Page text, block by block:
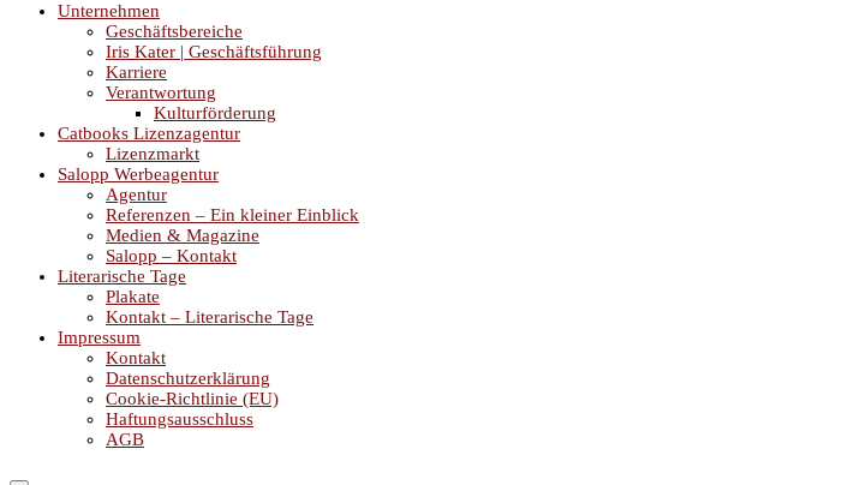
Unternehmen
Geschäftsbereiche
Iris Kater | Geschäftsführung
Karriere
Verantwortung
Kulturförderung
Catbooks Lizenzagentur
Lizenzmarkt
Salopp Werbeagentur
Agentur
Referenzen – Ein kleiner Einblick
Medien & Magazine
Salopp – Kontakt
Literarische Tage
Plakate
Kontakt – Literarische Tage
Impressum
Kontakt
Datenschutzerklärung
Cookie-Richtlinie (EU)
Haftungsausschluss
AGB